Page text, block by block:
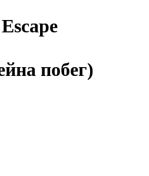
побег)